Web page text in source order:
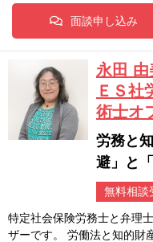
面談申し込み
永田 由
ＥＳ社
術士オ
労務と
避」と
無料相談
特定社会保険労務士と弁理
ザーです。 労働法と知的財